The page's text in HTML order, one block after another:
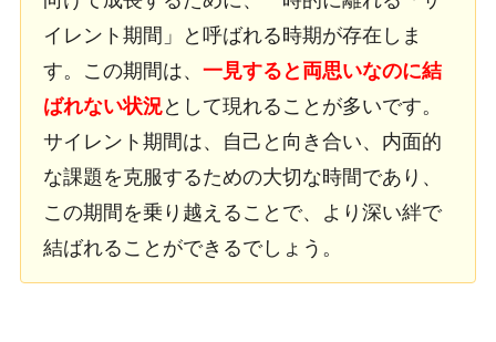
イレント期間」と呼ばれる時期が存在しま
す。この期間は、 一見すると両思いなのに結
ばれない状況として現れることが多いです。
サイレント期間は、自己と向き合い、内面的
な課題を克服するための大切な時間であり、
この期間を乗り越えることで、より深い絆で
結ばれることができるでしょう。